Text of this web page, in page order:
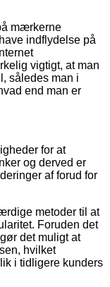
mærkerne
indflydelse på
vigtigt, at man
således man i
end man er
for at
og derved er
af forud for
metoder til at
Foruden det
det muligt at
hvilket
i tidligere kunders